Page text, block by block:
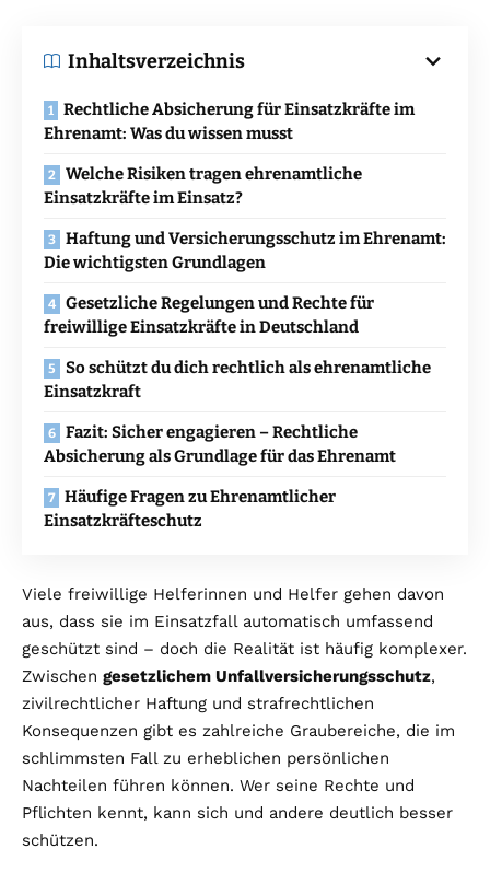
Inhaltsverzeichnis
Rechtliche Absicherung für Einsatzkräfte im
Ehrenamt: Was du wissen musst
Welche Risiken tragen ehrenamtliche
Einsatzkräfte im Einsatz?
Haftung und Versicherungsschutz im Ehrenamt:
Die wichtigsten Grundlagen
Gesetzliche Regelungen und Rechte für
freiwillige Einsatzkräfte in Deutschland
So schützt du dich rechtlich als ehrenamtliche
Einsatzkraft
Fazit: Sicher engagieren – Rechtliche
Absicherung als Grundlage für das Ehrenamt
Häufige Fragen zu Ehrenamtlicher
Einsatzkräfteschutz
Viele freiwillige Helferinnen und Helfer gehen davon
aus, dass sie im Einsatzfall automatisch umfassend
geschützt sind – doch die Realität ist häufig komplexer.
Zwischen gesetzlichem Unfallversicherungsschutz,
zivilrechtlicher Haftung und strafrechtlichen
Konsequenzen gibt es zahlreiche Graubereiche, die im
schlimmsten Fall zu erheblichen persönlichen
Nachteilen führen können. Wer seine Rechte und
Pflichten kennt, kann sich und andere deutlich besser
schützen.